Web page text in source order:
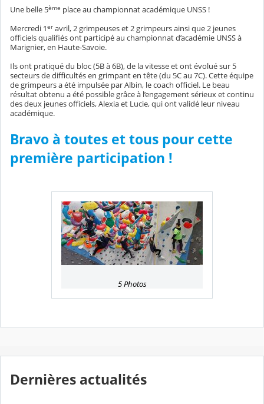
Une belle 5ème place au championnat académique UNSS !
Mercredi 1er avril, 2 grimpeuses et 2 grimpeurs ainsi que 2 jeunes
officiels qualifiés ont participé au championnat d’académie UNSS à
Marignier, en Haute-Savoie.
Ils ont pratiqué du bloc (5B à 6B), de la vitesse et ont évolué sur 5
secteurs de difficultés en grimpant en tête (du 5C au 7C). Cette équipe
de grimpeurs a été impulsée par Albin, le coach officiel. Le beau
résultat obtenu a été possible grâce à l’engagement sérieux et continu
des deux jeunes officiels, Alexia et Lucie, qui ont validé leur niveau
académique.
Bravo à toutes et tous pour cette
première participation !
5 Photos
Dernières actualités